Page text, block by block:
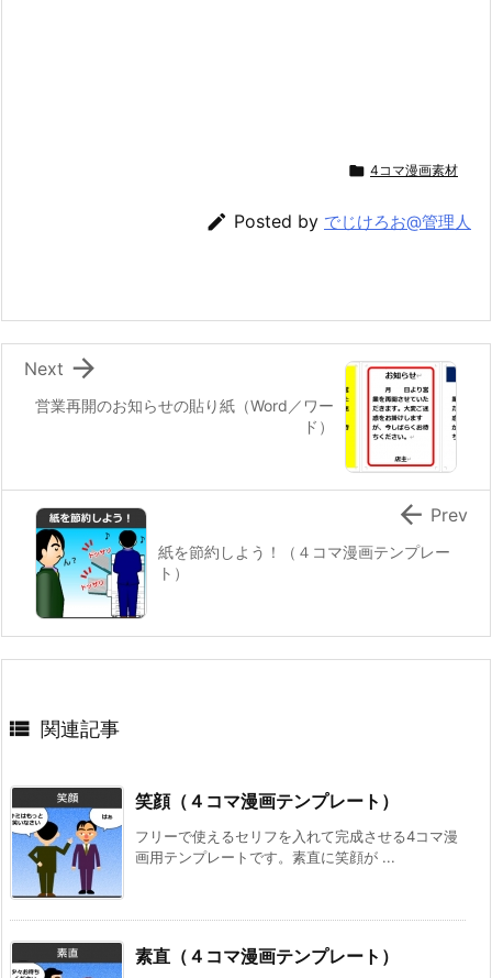
 4コマ漫画素材
 Posted by でじけろお@管理人
営業再開のお知らせの貼り紙（Word／ワー
ド）

Next
紙を節約しよう！（４コマ漫画テンプレー
ト）
 Prev
 関連記事
笑顔（４コマ漫画テンプレート）
フリーで使えるセリフを入れて完成させる4コマ漫
画用テンプレートです。素直に笑顔が ...
素直（４コマ漫画テンプレート）